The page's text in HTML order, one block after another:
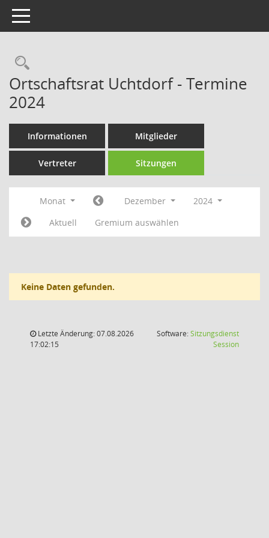
Toggle navigation
Rechercheauswahl
Ortschaftsrat Uchtdorf - Termine
2024
Informationen Mitglieder
Vertreter Sitzungen
Monat Dezember
2024
Aktuell
Gremium auswählen
Keine Daten gefunden.
Letzte Änderung: 07.08.2026
17:02:15
Software:Sitzungsdienst
Session(Wird in